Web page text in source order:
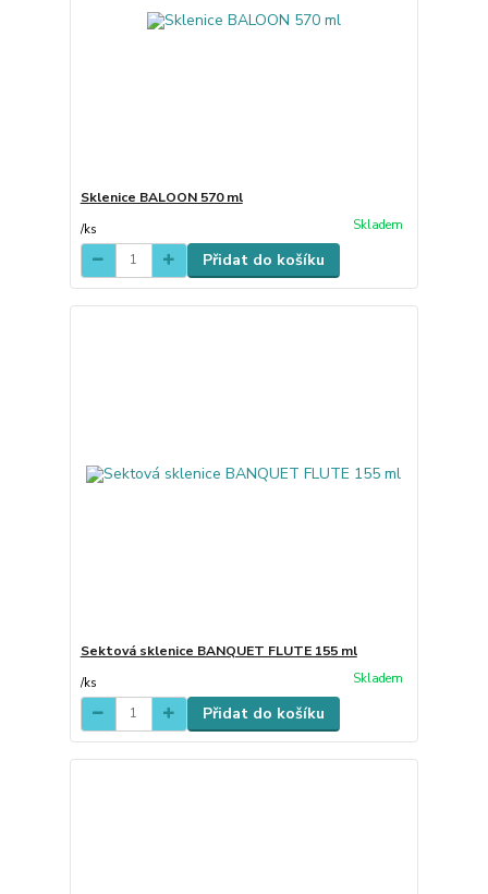
Sklenice BALOON 570 ml
/ks Skladem
Přidat do košíku
Sektová sklenice BANQUET FLUTE 155 ml
/ks Skladem
Přidat do košíku